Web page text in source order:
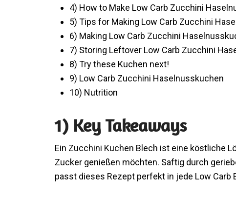
4) How to Make Low Carb Zucchini
5) Tips for Making Low Carb Zucchini
6) Making Low Carb Zucchini
7) Storing Leftover Low Carb Zucchini
8) Try these Kuchen next!
9) Low Carb Zucchini Haselnusskuchen
10) Nutrition
1) Key Takeaways
Ein Zucchini Kuchen Blech ist eine köstliche
Zucker genießen möchten. Saftig durch
passt dieses Rezept perfekt in jede Low Carb